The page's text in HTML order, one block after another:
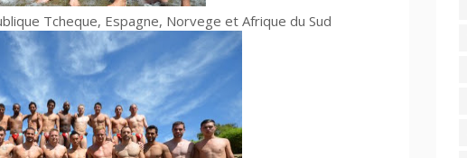
Tcheque, Espagne, Norvege et Afrique du Sud